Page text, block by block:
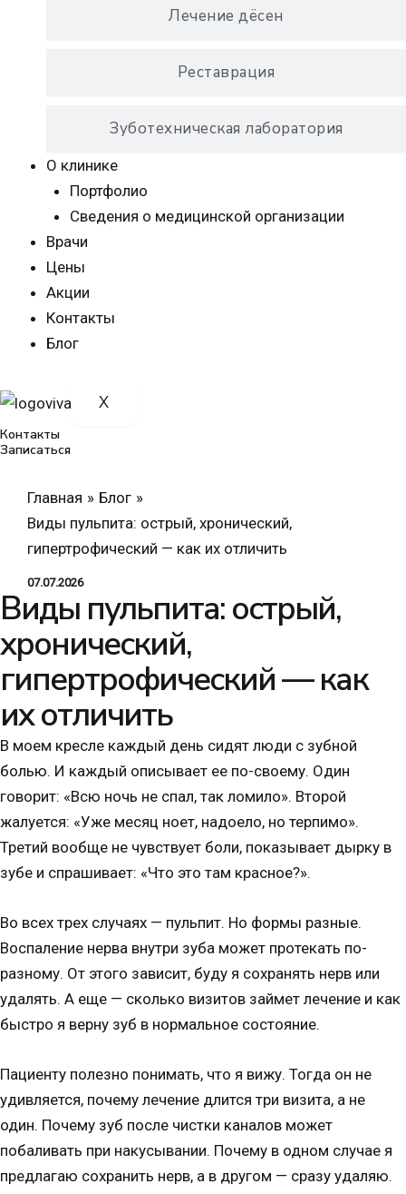
Лечение дёсен
Реставрация
Зуботехническая лаборатория
О клинике
Портфолио
Сведения о медицинской организации
Врачи
Цены
Акции
Контакты
Блог
X
Контакты
Записаться
Главная
Блог
Виды пульпита: острый, хронический,
гипертрофический — как их отличить
07.07.2026
Виды пульпита: острый,
хронический,
гипертрофический — как
их отличить
В моем кресле каждый день сидят люди с зубной
болью. И каждый описывает ее по-своему. Один
говорит: «Всю ночь не спал, так ломило». Второй
жалуется: «Уже месяц ноет, надоело, но терпимо».
Третий вообще не чувствует боли, показывает дырку в
зубе и спрашивает: «Что это там красное?».
Во всех трех случаях — пульпит. Но формы разные.
Воспаление нерва внутри зуба может протекать по-
разному. От этого зависит, буду я сохранять нерв или
удалять. А еще — сколько визитов займет лечение и как
быстро я верну зуб в нормальное состояние.
Пациенту полезно понимать, что я вижу. Тогда он не
удивляется, почему лечение длится три визита, а не
один. Почему зуб после чистки каналов может
побаливать при накусывании. Почему в одном случае я
предлагаю сохранить нерв, а в другом — сразу удаляю.